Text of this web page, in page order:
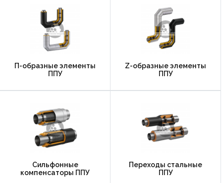
П-образные элементы
ППУ
Z-образные элементы
ППУ
Сильфонные
компенсаторы ППУ
Переходы стальные
ППУ